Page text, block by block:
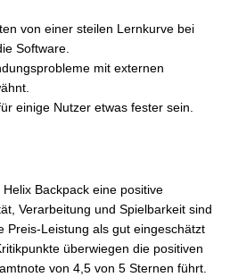
von einer steilen Lernkurve bei
Software.
mit externen
einige Nutzer etwas fester sein.
Backpack eine positive
Verarbeitung und Spielbarkeit sind
Preis-Leistung als gut eingeschätzt
überwiegen die positiven
von 4,5 von 5 Sternen führt.